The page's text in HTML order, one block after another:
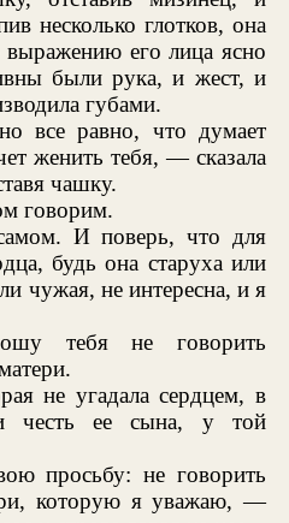
несколько глотков, она
выражению его лица ясно
были рука, и жест, и
губами.
все равно, что думает
женить тебя, — сказала
чашку.
говорим.
И поверь, что для
будь она старуха или
чужая, не интересна, и я
тебя не говорить
не угадала сердцем, в
честь ее сына, у той
просьбу: не говорить
которую я уважаю, —